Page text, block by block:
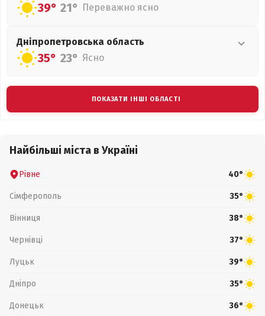
39° 21° Переважно ясно
Дніпропетровська область
35° 23° Ясно
ПОКАЗАТИ ІНШІ ОБЛАСТІ
Найбільші міста в Україні
Рівне 40°
Сімферополь 35°
Вінниця 38°
Чернівці 37°
Луцьк 39°
Дніпро 35°
Донецьк 36°